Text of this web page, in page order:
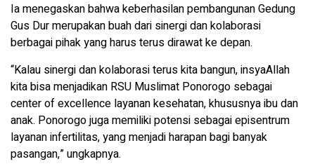
Ia menegaskan bahwa keberhasilan pembangunan Gedung
Gus Dur merupakan buah dari sinergi dan kolaborasi
berbagai pihak yang harus terus dirawat ke depan.
“Kalau sinergi dan kolaborasi terus kita bangun, insyaAllah
kita bisa menjadikan RSU Muslimat Ponorogo sebagai
center of excellence layanan kesehatan, khususnya ibu dan
anak. Ponorogo juga memiliki potensi sebagai episentrum
layanan infertilitas, yang menjadi harapan bagi banyak
pasangan,” ungkapnya.